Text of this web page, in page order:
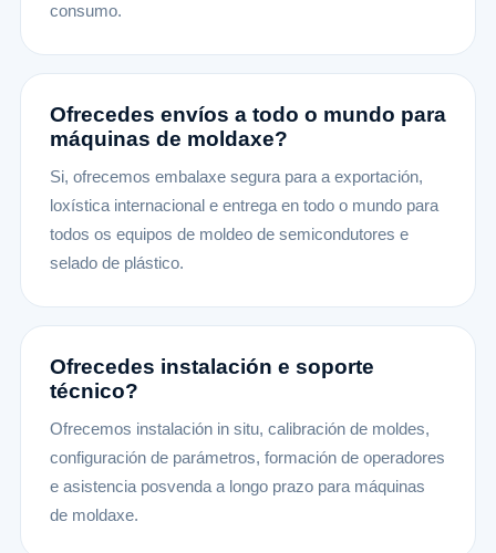
consumo.
Ofrecedes envíos a todo o mundo para
máquinas de moldaxe?
Si, ofrecemos embalaxe segura para a exportación,
loxística internacional e entrega en todo o mundo para
todos os equipos de moldeo de semicondutores e
selado de plástico.
Ofrecedes instalación e soporte
técnico?
Ofrecemos instalación in situ, calibración de moldes,
configuración de parámetros, formación de operadores
e asistencia posvenda a longo prazo para máquinas
de moldaxe.